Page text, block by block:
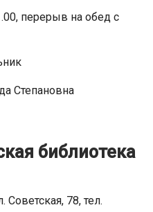
перерыв на обед с
Степановна
библиотека
Советская, 78, тел.